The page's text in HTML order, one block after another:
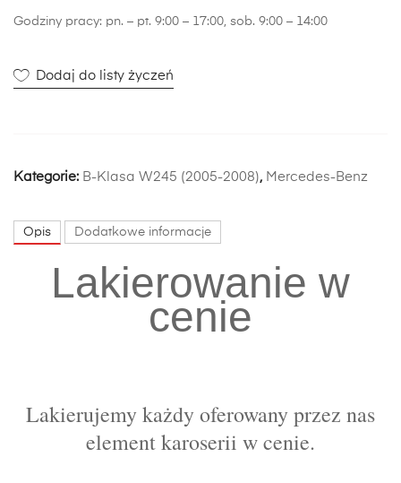
Godziny pracy: pn. – pt. 9:00 – 17:00, sob. 9:00 – 14:00
Dodaj do listy życzeń
Kategorie: B-Klasa W245 (2005-2008), Mercedes-Benz
Opis Dodatkowe informacje
Lakierowanie w
cenie
Lakierujemy każdy oferowany przez nas
element karoserii w cenie.